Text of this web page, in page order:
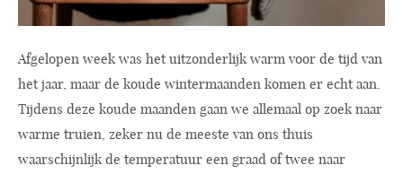
Afgelopen week was het uitzonderlijk warm voor de tijd van
het jaar, maar de koude wintermaanden komen er echt aan.
Tijdens deze koude maanden gaan we allemaal op zoek naar
warme truien, zeker nu de meeste van ons thuis
waarschijnlijk de temperatuur een graad of twee naar